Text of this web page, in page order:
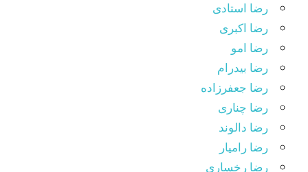
رضا استادی
رضا اکبری
رضا امو
رضا بیدرام
رضا جعفرزاده
رضا چناری
رضا دالوند
رضا رامیار
رضا رخساری